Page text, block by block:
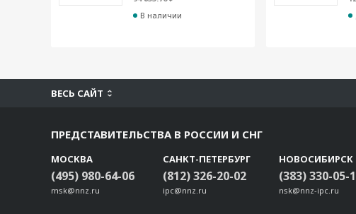
В наличии
ВЕСЬ САЙТ
ПРЕДСТАВИТЕЛЬСТВА В РОССИИ И СНГ
МОСКВА
(495) 980-64-06
msk@nnz.ru
САНКТ-ПЕТЕРБУРГ
(812) 326-20-02
ipc@nnz.ru
НОВОСИБИРСК
(383) 330-05-
nsk@nnz-ipc.ru